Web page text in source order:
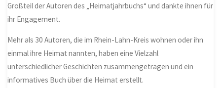
Großteil der Autoren des „Heimatjahrbuchs“ und dankte ihnen für
ihr Engagement.
Mehr als 30 Autoren, die im Rhein-Lahn-Kreis wohnen oder ihn
einmal ihre Heimat nannten, haben eine Vielzahl
unterschiedlicher Geschichten zusammengetragen und ein
informatives Buch über die Heimat erstellt.